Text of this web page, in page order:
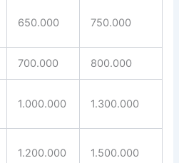
650.000 750.000
700.000 800.000
1.000.000 1.300.000
1.200.000 1.500.000